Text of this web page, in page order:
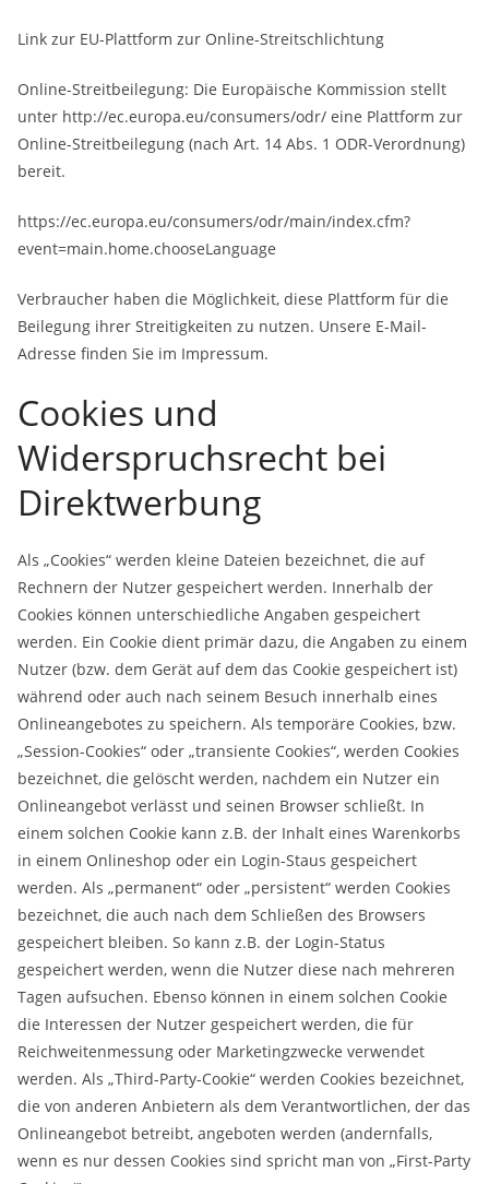
Link zur EU-Plattform zur Online-Streitschlichtung
Online-Streitbeilegung: Die Europäische Kommission stellt
unter http://ec.europa.eu/consumers/odr/ eine Plattform zur
Online-Streitbeilegung (nach Art. 14 Abs. 1 ODR-Verordnung)
bereit.
https://ec.europa.eu/consumers/odr/main/index.cfm?
event=main.home.chooseLanguage
Verbraucher haben die Möglichkeit, diese Plattform für die
Beilegung ihrer Streitigkeiten zu nutzen. Unsere E-Mail-
Adresse finden Sie im Impressum.
Cookies und
Widerspruchsrecht bei
Direktwerbung
Als „Cookies“ werden kleine Dateien bezeichnet, die auf
Rechnern der Nutzer gespeichert werden. Innerhalb der
Cookies können unterschiedliche Angaben gespeichert
werden. Ein Cookie dient primär dazu, die Angaben zu einem
Nutzer (bzw. dem Gerät auf dem das Cookie gespeichert ist)
während oder auch nach seinem Besuch innerhalb eines
Onlineangebotes zu speichern. Als temporäre Cookies, bzw.
„Session-Cookies“ oder „transiente Cookies“, werden Cookies
bezeichnet, die gelöscht werden, nachdem ein Nutzer ein
Onlineangebot verlässt und seinen Browser schließt. In
einem solchen Cookie kann z.B. der Inhalt eines Warenkorbs
in einem Onlineshop oder ein Login-Staus gespeichert
werden. Als „permanent“ oder „persistent“ werden Cookies
bezeichnet, die auch nach dem Schließen des Browsers
gespeichert bleiben. So kann z.B. der Login-Status
gespeichert werden, wenn die Nutzer diese nach mehreren
Tagen aufsuchen. Ebenso können in einem solchen Cookie
die Interessen der Nutzer gespeichert werden, die für
Reichweitenmessung oder Marketingzwecke verwendet
werden. Als „Third-Party-Cookie“ werden Cookies bezeichnet,
die von anderen Anbietern als dem Verantwortlichen, der das
Onlineangebot betreibt, angeboten werden (andernfalls,
wenn es nur dessen Cookies sind spricht man von „First-Party